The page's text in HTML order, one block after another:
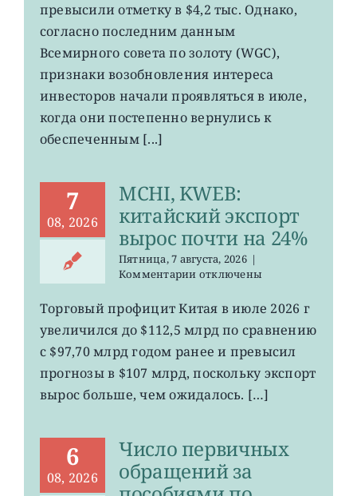
начал
в
золотые
превысили отметку в $4,2 тыс. Однако,
согласно последним данным
Всемирного совета по золоту (WGC),
признаки возобновления интереса
инвесторов начали проявляться в июле,
когда они постепенно вернулись к
обеспеченным [...]
7
08, 2026
MCHI, KWEB:
китайский экспорт
вырос почти на 24%
Пятница, 7 августа, 2026 |
Комментариик
MCHI,
китайский
экспорт
почти
на
отключены
Торговый профицит Китая в июле 2026 г
увеличился до $112,5 млрд по сравнению
с $97,70 млрд годом ранее и превысил
прогнозы в $107 млрд, поскольку экспорт
вырос больше, чем ожидалось. […]
6
08, 2026
Число первичных
обращений за